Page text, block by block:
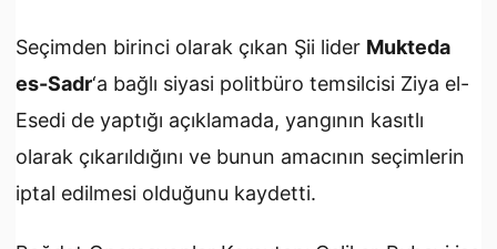
Seçimden birinci olarak çıkan Şii lider Mukteda
es-Sadr‘a bağlı siyasi politbüro temsilcisi Ziya el-
Esedi de yaptığı açıklamada, yangının kasıtlı
olarak çıkarıldığını ve bunun amacının seçimlerin
iptal edilmesi olduğunu kaydetti.